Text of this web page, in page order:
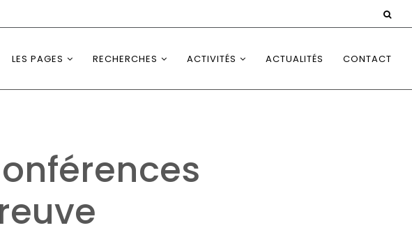
LES PAGES RECHERCHES ACTIVITÉS ACTUALITÉS CONTACT